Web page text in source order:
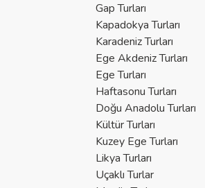
Gap Turları
Kapadokya Turları
Karadeniz Turları
Ege Akdeniz Turları
Ege Turları
Haftasonu Turları
Doğu Anadolu Turları
Kültür Turları
Kuzey Ege Turları
Likya Turları
Uçaklı Turlar